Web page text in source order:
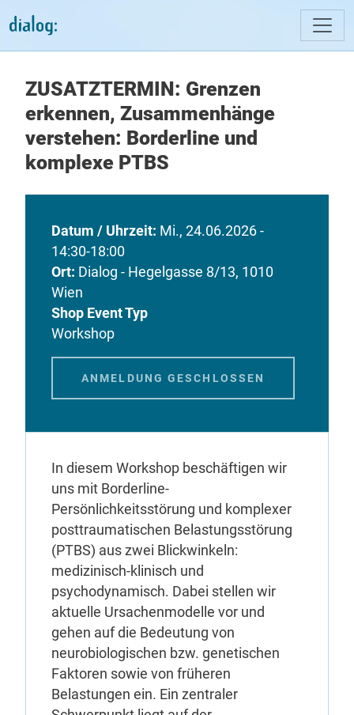
ZUSATZTERMIN: Grenzen
erkennen, Zusammenhänge
verstehen: Borderline und
komplexe PTBS
Datum / Uhrzeit Mi., 24.06.2026 -
14:30-18:00
Ort Dialog - Hegelgasse 8/13, 1010
Wien
Shop Event Typ
Workshop
ANMELDUNG GESCHLOSSEN
In diesem Workshop beschäftigen wir
uns mit Borderline-
Persönlichkeitsstörung und komplexer
posttraumatischen Belastungsstörung
(PTBS) aus zwei Blickwinkeln:
medizinisch-klinisch und
psychodynamisch. Dabei stellen wir
aktuelle Ursachenmodelle vor und
gehen auf die Bedeutung von
neurobiologischen bzw. genetischen
Faktoren sowie von früheren
Belastungen ein. Ein zentraler